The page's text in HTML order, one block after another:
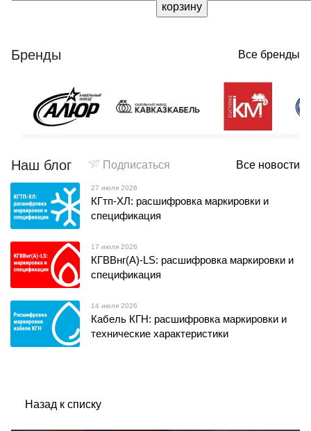
корзину
Бренды Все бренды
Наш блог Подписаться Все новости
27 июля 2026
КГтп-ХЛ: расшифровка маркировки и
спецификация
17 июля 2026
КГВВнг(А)-LS: расшифровка маркировки и
спецификация
14 июля 2026
Кабель КГН: расшифровка маркировки и
технические характеристики
Назад к списку